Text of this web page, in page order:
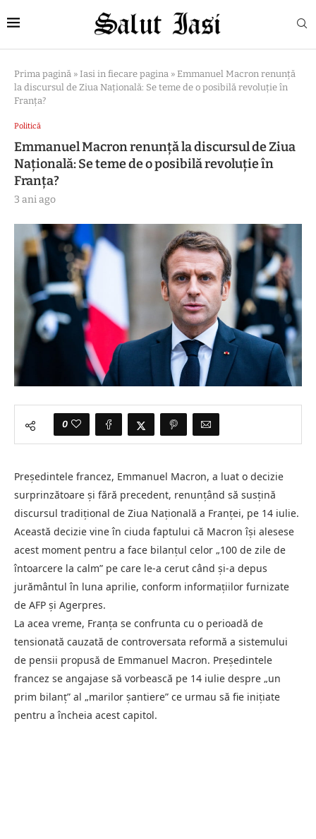
Prima pagină » Iasi in fiecare pagina » Emmanuel Macron renunță
la discursul de Ziua Națională: Se teme de o posibilă revoluție în
Franța?
Politică
Emmanuel Macron renunță la discursul de Ziua
Națională: Se teme de o posibilă revoluție în
Franța?
3 ani ago
0
Președintele francez, Emmanuel Macron, a luat o decizie
surprinzătoare și fără precedent, renunțând să susțină
discursul tradițional de Ziua Națională a Franței, pe 14 iulie.
Această decizie vine în ciuda faptului că Macron își alesese
acest moment pentru a face bilanțul celor „100 de zile de
întoarcere la calm” pe care le-a cerut când și-a depus
jurământul în luna aprilie, conform informațiilor furnizate
de AFP și Agerpres.
La acea vreme, Franța se confrunta cu o perioadă de
tensionată cauzată de controversata reformă a sistemului
de pensii propusă de Emmanuel Macron. Președintele
francez se angajase să vorbească pe 14 iulie despre „un
prim bilanț” al „marilor șantiere” ce urmau să fie inițiate
pentru a încheia acest capitol.